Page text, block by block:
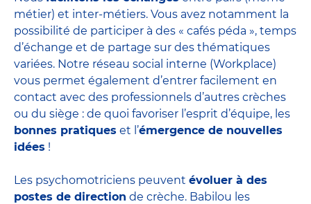
métier) et inter-métiers. Vous avez notamment la
possibilité de participer à des « cafés péda », temps
d’échange et de partage sur des thématiques
variées. Notre réseau social interne (Workplace)
vous permet également d’entrer facilement en
contact avec des professionnels d’autres crèches
ou du siège : de quoi favoriser l’esprit d’équipe, les
bonnes pratiques et l’émergence de nouvelles
idées !
Les psychomotriciens peuvent évoluer à des
postes de direction de crèche. Babilou les